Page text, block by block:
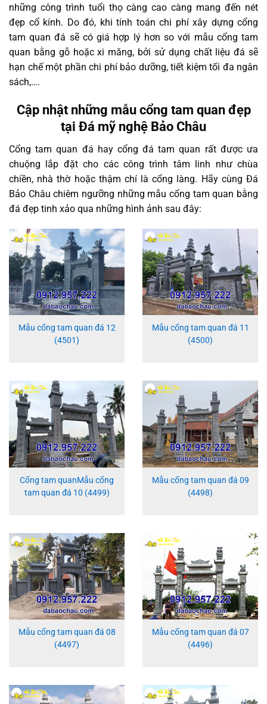
những công trình tuổi thọ càng cao càng mang đến nét
đẹp cổ kính. Do đó, khi tính toán chi phí xây dựng cổng
tam quan đá sẽ có giá hợp lý hơn so với mẫu cổng tam
quan bằng gỗ hoặc xi măng, bởi sử dụng chất liệu đá sẽ
hạn chế một phần chi phí bảo dưỡng, tiết kiệm tối đa ngân
sách,….
Cập nhật những mẫu cổng tam quan đẹp
tại Đá mỹ nghệ Bảo Châu
Cổng tam quan đá hay cổng đá tam quan rất được ưa
chuộng lắp đặt cho các công trình tâm linh như chùa
chiền, nhà thờ hoặc thậm chí là cổng làng. Hãy cùng Đá
Bảo Châu chiêm ngưỡng những mẫu cổng tam quan bằng
đá đẹp tinh xảo qua những hình ảnh sau đây:
Mẫu cổng tam quan đá 12
(4501)
Mẫu cổng tam quan đá 11
(4500)
Cổng tam quanMẫu cổng
tam quan đá 10 (4499)
Mẫu cổng tam quan đá 09
(4498)
Mẫu cổng tam quan đá 08
(4497)
Mẫu cổng tam quan đá 07
(4496)